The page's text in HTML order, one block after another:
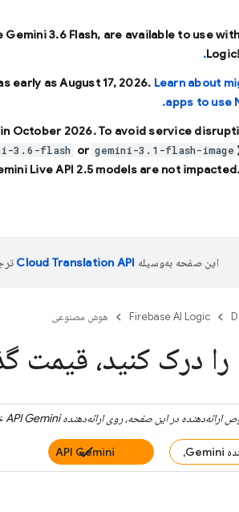
Gemini 3.6 Flash, are available to use
Logic!
early asAugust 17, 2026. Learn about
apps to use
October 2026. To avoid service
3.6-flash or gemini-3.1-flash-image
Live API 2.5 models are not impacted.
این صفحه به‌وسیله
Firebase AI Logic هوش مصنوعی
درک کنید، قیمت
در این صفحه، روی ارائه‌دهندهAPI Gemini
API Gemini